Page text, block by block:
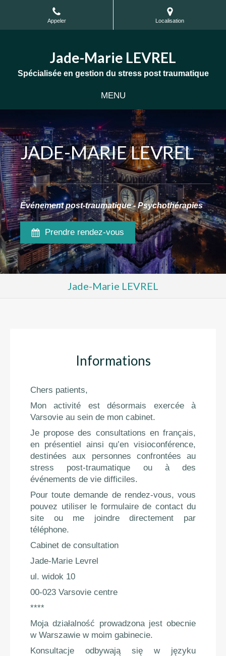
Appeler Localisation
Jade-Marie LEVREL
Spécialisée en gestion du stress post traumatique
MENU
JADE-MARIE LEVREL
Événement post-traumatique - Psychothérapies
Prendre rendez-vous
Jade-Marie LEVREL
Informations
Chers patients,
Mon activité est désormais exercée à
Varsovie au sein de mon cabinet.
Je propose des consultations en français,
en présentiel ainsi qu’en visioconférence,
destinées aux personnes confrontées au
stress post-traumatique ou à des
événements de vie difficiles.
Pour toute demande de rendez-vous, vous
pouvez utiliser le formulaire de contact du
site ou me joindre directement par
téléphone.
Cabinet de consultation
Jade-Marie Levrel
ul. widok 10
00-023 Varsovie centre
****
Moja działalność prowadzona jest obecnie
w Warszawie w moim gabinecie.
Konsultacje odbywają się w języku